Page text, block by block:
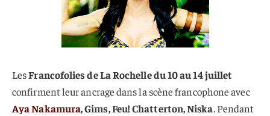
LesFrancofolies de La Rochelle du 10 au 14 juillet
confirment leur ancrage dans la scène francophone avec
Aya Nakamura, Gims, Feu! Chatterton, Niska. Pendant